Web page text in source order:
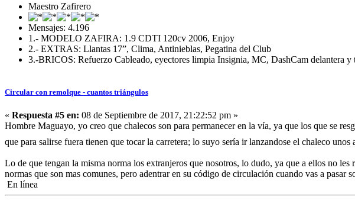
Maestro Zafirero
Mensajes: 4.196
1.- MODELO ZAFIRA: 1.9 CDTI 120cv 2006, Enjoy
2.- EXTRAS: Llantas 17”, Clima, Antinieblas, Pegatina del Club
3.-BRICOS: Refuerzo Cableado, eyectores limpia Insignia, MC, DashCam delantera
Circular con remolque - cuantos triángulos
« Respuesta #5 en: 08 de Septiembre de 2017, 21:22:52 pm »
Hombre Maguayo, yo creo que chalecos son para permanecer en la vía, ya que los que se
que para salirse fuera tienen que tocar la carretera; lo suyo sería ir lanzandose el chaleco
Lo de que tengan la misma norma los extranjeros que nosotros, lo dudo, ya que a ellos no
normas que son mas comunes, pero adentrar en su código de circulación cuando vas a
En línea